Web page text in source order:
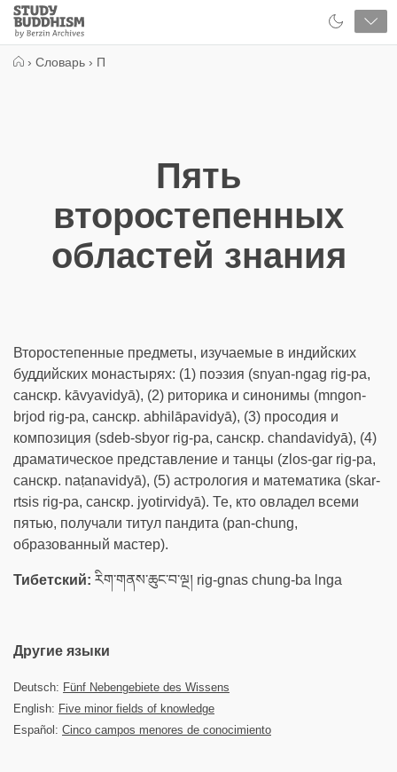
Close
Study
Buddhism
› Словарь › П
Пять
второстепенных
областей знания
Второстепенные предметы, изучаемые в индийских
буддийских монастырях: (1) поэзия (snyan-ngag rig-pa,
санскр. kāvyavidyā), (2) риторика и синонимы (mngon-
brjod rig-pa, санскр. abhilāpavidyā), (3) просодия и
композиция (sdeb-sbyor rig-pa, санскр. chandavidyā), (4)
драматическое представление и танцы (zlos-gar rig-pa,
санскр. naṭanavidyā), (5) астрология и математика (skar-
rtsis rig-pa, санскр. jyotirvidyā). Те, кто овладел всеми
пятью, получали титул пандита (pan-chung,
образованный мастер).
Тибетский: རིག་གནས་ཆུང་བ་ལྔ། rig-gnas chung-ba lnga
Другие языки
Deutsch: Fünf Nebengebiete des Wissens
English: Five minor fields of knowledge
Español: Cinco campos menores de conocimiento